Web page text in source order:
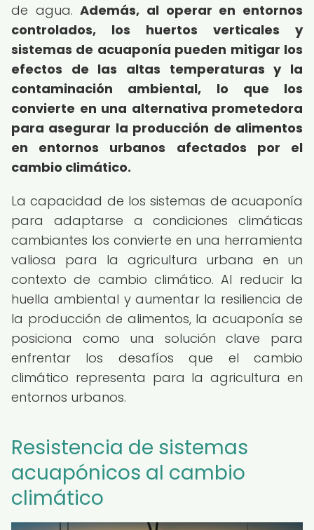
de agua.Además, al operar en entornos
controlados, los huertos verticales y
sistemas de acuaponía pueden mitigar los
efectos de las altas temperaturas y la
contaminación ambiental, lo que los
convierte en una alternativa prometedora
para asegurar la producción de alimentos
en entornos urbanos afectados por el
cambio climático.
La capacidad de los sistemas de acuaponía
para adaptarse a condiciones climáticas
cambiantes los convierte en una herramienta
valiosa para la agricultura urbana en un
contexto de cambio climático. Al reducir la
huella ambiental y aumentar la resiliencia de
la producción de alimentos, la acuaponía se
posiciona como una solución clave para
enfrentar los desafíos que el cambio
climático representa para la agricultura en
entornos urbanos.
Resistencia de sistemas
acuapónicos al cambio
climático